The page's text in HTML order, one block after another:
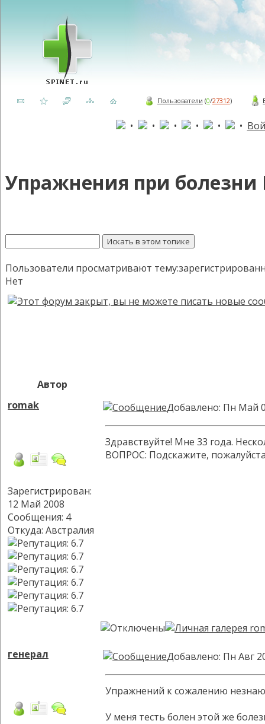
Пользователи (0/27312)
• • • • • •
Упражнения при болезни
Пользователи просматривают
Нет
Автор
romak
Зарегистрирован:
12 Май 2008
Сообщения: 4
Откуда: Австралия
Добавлено: Пн Май
Здравствуйте! Мне 33 года.
ВОПРОС: Подскажите,
генерал Добавлено: Пн Авг
Упражнений к сожалению
У меня тесть болен этой же